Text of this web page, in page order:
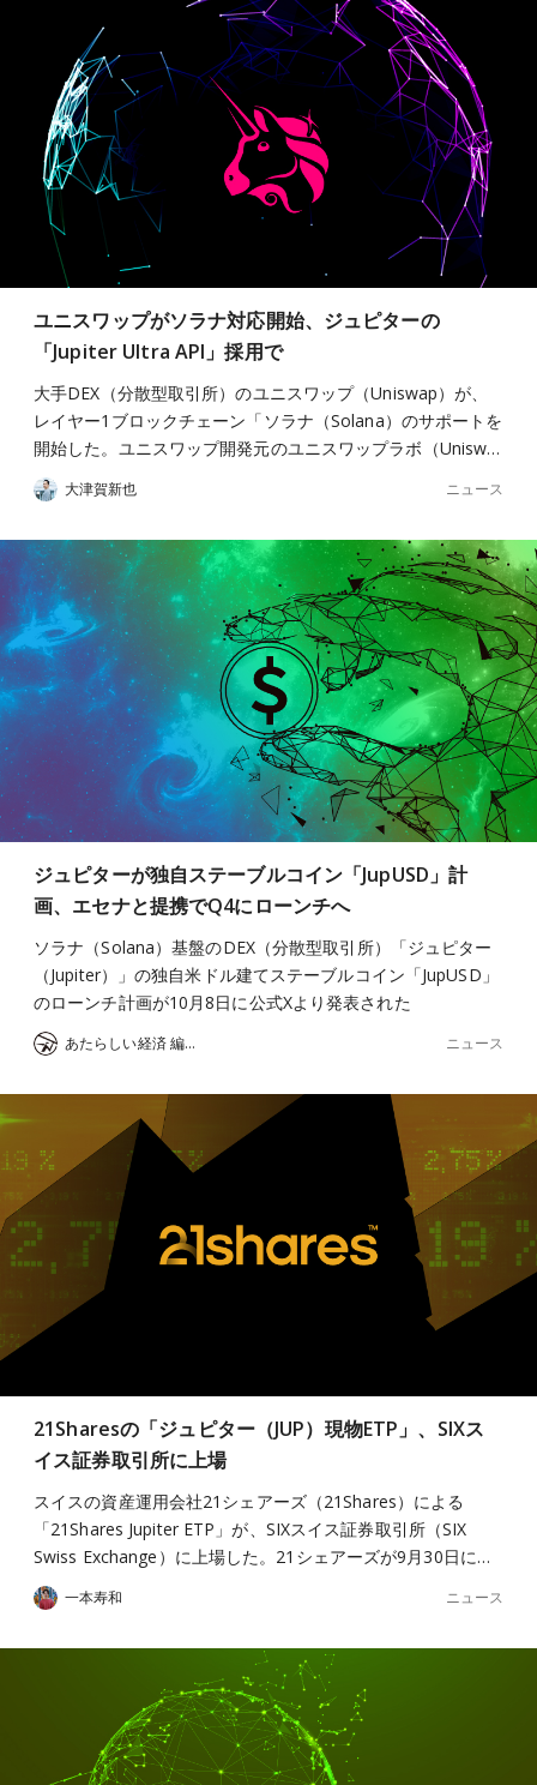
ユニスワップがソラナ対応開始、ジュピターの
「Jupiter Ultra API」採用で
大手DEX（分散型取引所）のユニスワップ（Uniswap）が、
レイヤー1ブロックチェーン「ソラナ（Solana）のサポートを
開始した。ユニスワップ開発元のユニスワップラボ（Unisw…
大津賀新也 ニュース
ジュピターが独自ステーブルコイン「JupUSD」計
画、エセナと提携でQ4にローンチへ
ソラナ（Solana）基盤のDEX（分散型取引所）「ジュピター
（Jupiter）」の独自米ドル建てステーブルコイン「JupUSD」
のローンチ計画が10月8日に公式Xより発表された
あたらしい経済 編集部 ニュース
21Sharesの「ジュピター（JUP）現物ETP」、SIXス
イス証券取引所に上場
スイスの資産運用会社21シェアーズ（21Shares）による
「21Shares Jupiter ETP」が、SIXスイス証券取引所（SIX
Swiss Exchange）に上場した。21シェアーズが9月30日に…
一本寿和 ニュース